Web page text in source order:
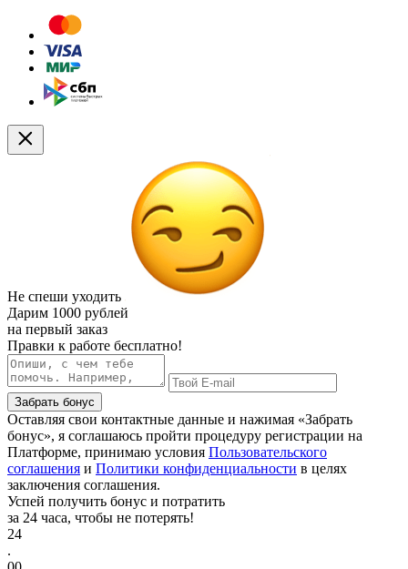
Не спеши уходить
Дарим 1000 рублей
на первый заказ
Правки к работе бесплатно!
Забрать бонус
Оставляя свои контактные данные и нажимая «Забрать
бонус», я соглашаюсь пройти процедуру регистрации на
Платформе, принимаю условия Пользовательского
соглашения и Политики конфиденциальности в целях
заключения соглашения.
Успей получить бонус и потратить
за 24 часа, чтобы не потерять!
24
.